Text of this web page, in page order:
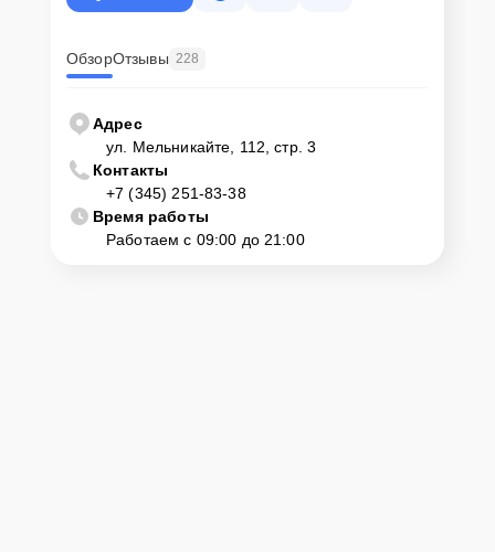
ОбзорОтзывы 228
Адрес
ул. Мельникайте, 112, стр. 3
Контакты
+7 (345) 251-83-38
Время работы
Работаем с 09:00 до 21:00